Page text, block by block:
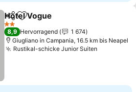
TeilenZu Favoriten hinzufügen
Hotel Vogue
2 Sterne
8,9 Hervorragend
1 674
Giugliano in Campania, 16.5 km bis Neapel
Rustikal-schicke Junior Suiten